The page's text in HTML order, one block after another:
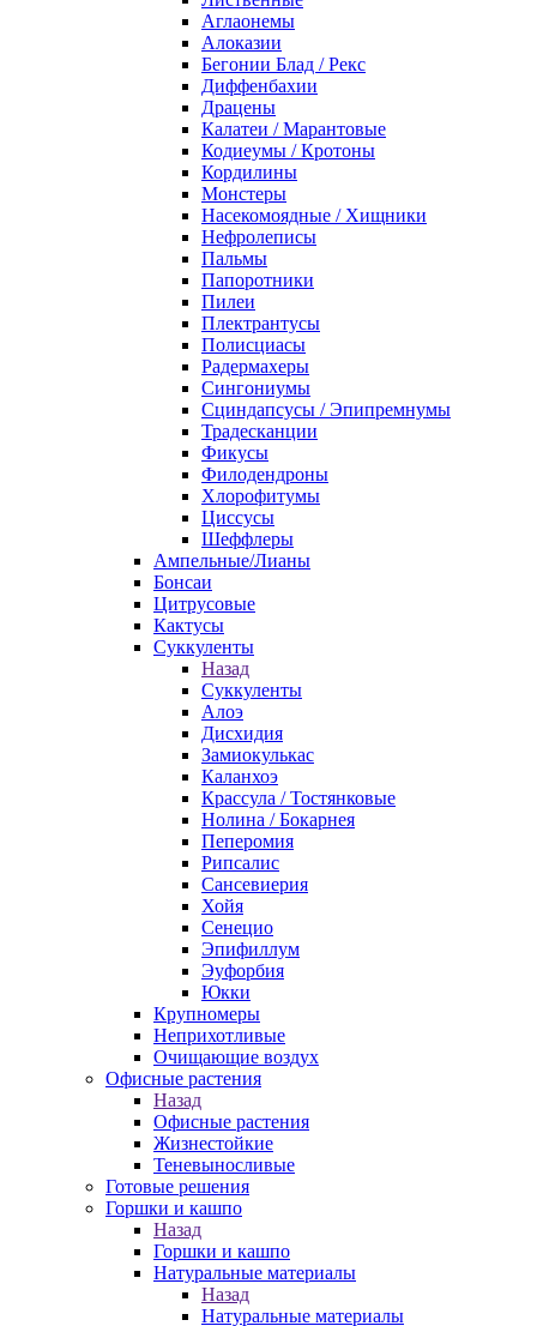
Аглаонемы
Алоказии
Бегонии Блад / Рекс
Диффенбахии
Драцены
Калатеи / Марантовые
Кодиеумы / Кротоны
Кордилины
Монстеры
Насекомоядные / Хищники
Нефролеписы
Пальмы
Папоротники
Пилеи
Плектрантусы
Полисциасы
Радермахеры
Сингониумы
Сциндапсусы / Эпипремнумы
Традесканции
Фикусы
Филодендроны
Хлорофитумы
Циссусы
Шеффлеры
Ампельные/Лианы
Бонсаи
Цитрусовые
Кактусы
Суккуленты
Назад
Суккуленты
Алоэ
Дисхидия
Замиокулькас
Каланхоэ
Крассула / Тостянковые
Нолина / Бокарнея
Пеперомия
Рипсалис
Сансевиерия
Хойя
Сенецио
Эпифиллум
Эуфорбия
Юкки
Крупномеры
Неприхотливые
Очищающие воздух
Офисные растения
Назад
Офисные растения
Жизнестойкие
Теневыносливые
Готовые решения
Горшки и кашпо
Назад
Горшки и кашпо
Натуральные материалы
Назад
Натуральные материалы